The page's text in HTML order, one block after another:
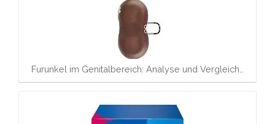
Furunkel im Genitalbereich: Analyse und Vergleich…